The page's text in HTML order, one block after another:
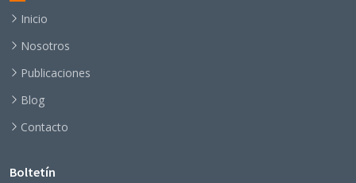
Inicio
Nosotros
Publicaciones
Blog
Contacto
Boltetín